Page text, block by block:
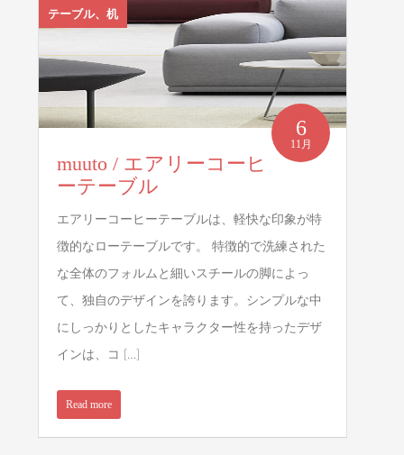
テーブル、机
6
11月
muuto / エアリーコーヒ
ーテーブル
エアリーコーヒーテーブルは、軽快な印象が特
徴的なローテーブルです。 特徴的で洗練された
な全体のフォルムと細いスチールの脚によっ
て、独自のデザインを誇ります。シンプルな中
にしっかりとしたキャラクター性を持ったデザ
インは、コ […]
Read more